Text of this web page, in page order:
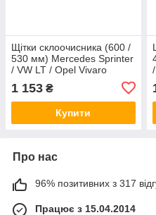
Щітки склоочисника (600 /
530 мм) Mercedes Sprinter
/ VW LT / Opel Vivaro
Bosch 3397118996
1 153 ₴
Купити
Про нас
96% позитивних з 317
Працює з 15.04.2014